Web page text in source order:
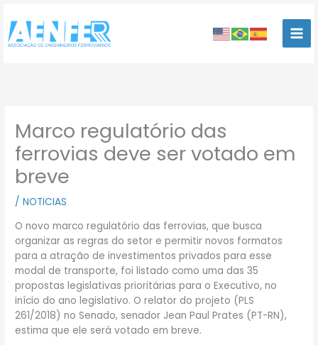
para
conteúdo
Marco regulatório das
ferrovias deve ser votado em
breve
/NOTICIAS
O novo marco regulatório das ferrovias, que busca
organizar as regras do setor e permitir novos formatos
para a atração de investimentos privados para esse
modal de transporte, foi listado como uma das 35
propostas legislativas prioritárias para o Executivo, no
início do ano legislativo. O relator do projeto (PLS
261/2018) no Senado, senador Jean Paul Prates (PT-RN),
estima que ele será votado em breve.